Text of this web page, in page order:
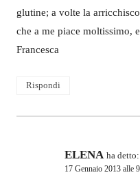
glutine; a volte la
che a me piace moltissimo,
Francesca
Rispondi
ELENA ha detto:
17 Gennaio 2013 alle